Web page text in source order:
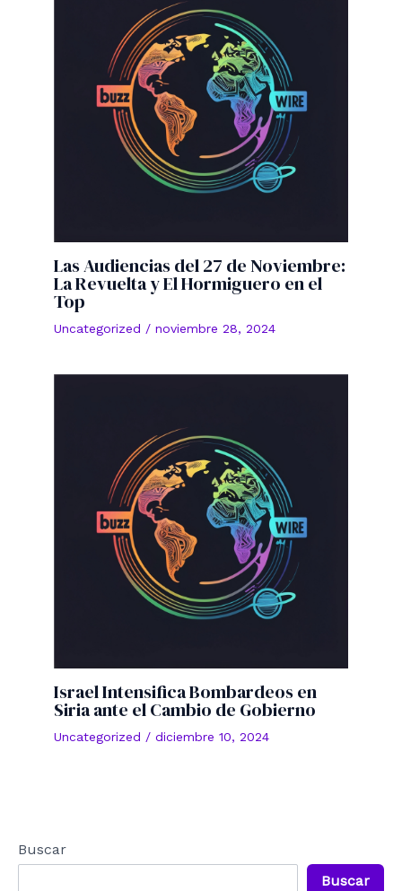
Las Audiencias del 27 de Noviembre:
La Revuelta y El Hormiguero en el
Top
Uncategorized / noviembre 28, 2024
Israel Intensifica Bombardeos en
Siria ante el Cambio de Gobierno
Uncategorized / diciembre 10, 2024
Buscar
Buscar